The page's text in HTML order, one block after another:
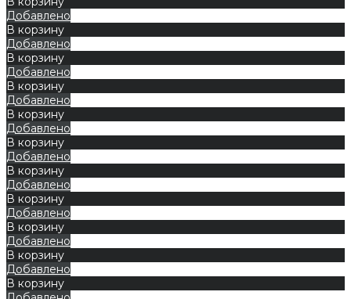
Добавлено
В корзину
Добавлено
В корзину
Добавлено
В корзину
Добавлено
В корзину
Добавлено
В корзину
Добавлено
В корзину
Добавлено
В корзину
Добавлено
В корзину
Добавлено
В корзину
Добавлено
В корзину